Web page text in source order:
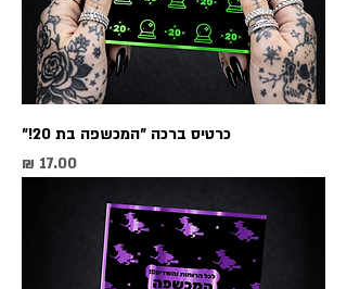
כרטיס ברכה ״המכשפה בת 20!״
מחיר